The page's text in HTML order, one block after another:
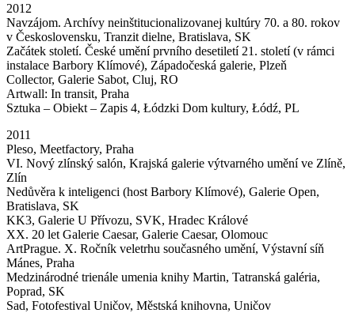
2012
Navzájom. Archívy neinštitucionalizovanej kultúry 70. a 80. rokov
v Československu, Tranzit dielne, Bratislava, SK
Začátek století. České umění prvního desetiletí 21. století (v rámci
instalace Barbory Klímové), Západočeská galerie, Plzeň
Collector, Galerie Sabot, Cluj, RO
Artwall: In transit, Praha
Sztuka – Obiekt – Zapis 4, Łódzki Dom kultury, Łódź, PL
2011
Pleso, Meetfactory, Praha
VI. Nový zlínský salón, Krajská galerie výtvarného umění ve Zlíně,
Zlín
Nedůvěra k inteligenci (host Barbory Klímové), Galerie Open,
Bratislava, SK
KK3, Galerie U Přívozu, SVK, Hradec Králové
XX. 20 let Galerie Caesar, Galerie Caesar, Olomouc
ArtPrague. X. Ročník veletrhu současného umění, Výstavní síň
Mánes, Praha
Medzinárodné trienále umenia knihy Martin, Tatranská galéria,
Poprad, SK
Sad, Fotofestival Uničov, Městská knihovna, Uničov